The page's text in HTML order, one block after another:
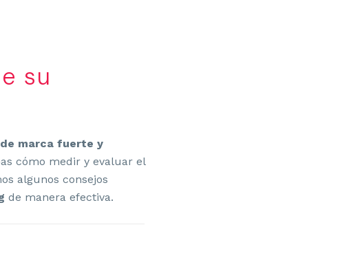
su
marca fuerte y
cómo medir y evaluar el
algunos consejos
de manera efectiva.